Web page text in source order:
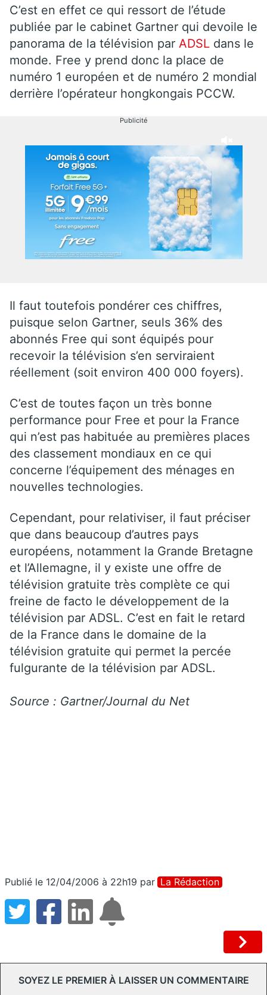
C’est en effet ce qui ressort de l’étude
publiée par le cabinet Gartner qui devoile le
panorama de la télévision par ADSL dans le
monde. Free y prend donc la place de
numéro 1 européen et de numéro 2 mondial
derrière l’opérateur hongkongais PCCW.
Publicité
Il faut toutefois pondérer ces chiffres,
puisque selon Gartner, seuls 36% des
abonnés Free qui sont équipés pour
recevoir la télévision s’en serviraient
réellement (soit environ 400 000 foyers).
C’est de toutes façon un très bonne
performance pour Free et pour la France
qui n’est pas habituée au premières places
des classement mondiaux en ce qui
concerne l’équipement des ménages en
nouvelles technologies.
Cependant, pour relativiser, il faut préciser
que dans beaucoup d’autres pays
européens, notamment la Grande Bretagne
et l’Allemagne, il y existe une offre de
télévision gratuite très complète ce qui
freine de facto le développement de la
télévision par ADSL. C’est en fait le retard
de la France dans le domaine de la
télévision gratuite qui permet la percée
fulgurante de la télévision par ADSL.
Source : Gartner/Journal du Net
Publié le 12/04/2006 à 22h19 par La Rédaction
SOYEZ LE PREMIER À LAISSER UN COMMENTAIRE